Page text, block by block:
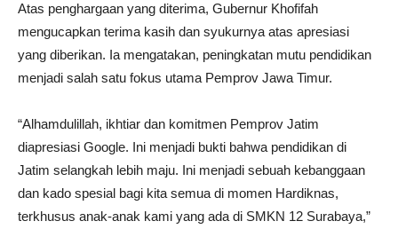
Atas penghargaan yang diterima, Gubernur Khofifah
mengucapkan terima kasih dan syukurnya atas apresiasi
yang diberikan. Ia mengatakan, peningkatan mutu pendidikan
menjadi salah satu fokus utama Pemprov Jawa Timur.
“Alhamdulillah, ikhtiar dan komitmen Pemprov Jatim
diapresiasi Google. Ini menjadi bukti bahwa pendidikan di
Jatim selangkah lebih maju. Ini menjadi sebuah kebanggaan
dan kado spesial bagi kita semua di momen Hardiknas,
terkhusus anak-anak kami yang ada di SMKN 12 Surabaya,”